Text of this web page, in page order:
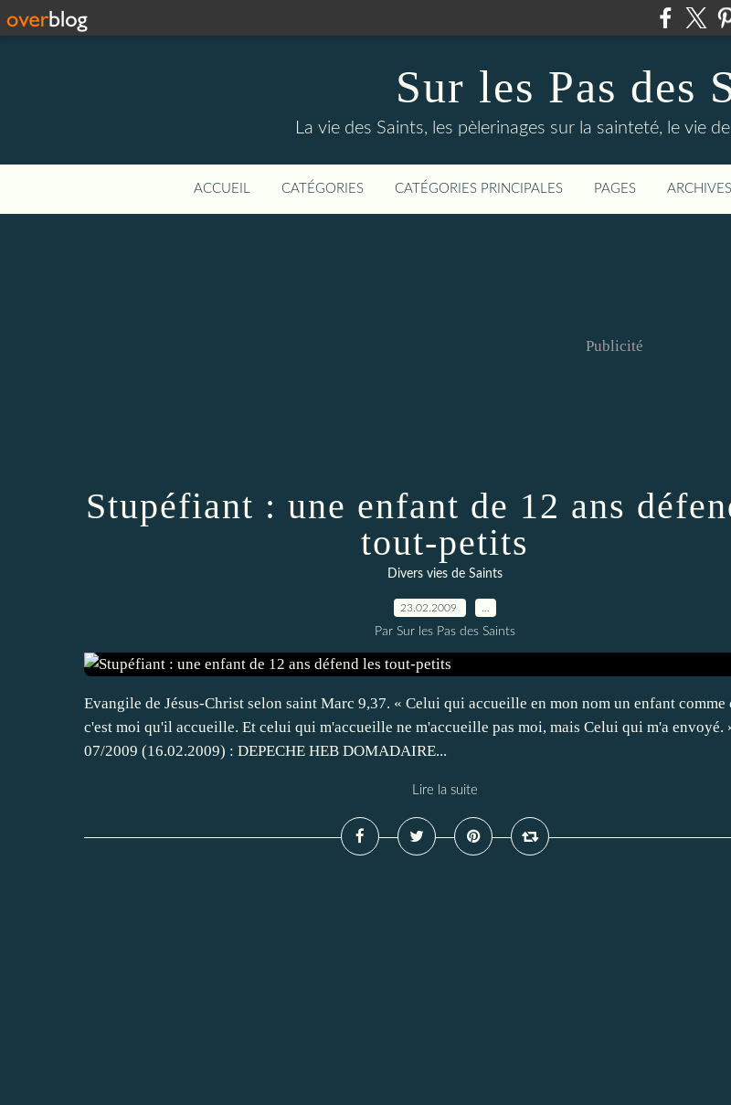
Sur les Pas des
La vie des Saints, les pèlerinages sur la sainteté, le vie
ACCUEIL CATÉGORIES CATÉGORIES PRINCIPALES PAGES ARCHIVES
Publicité
Stupéfiant : une enfant de 12 ans
tout-petits
Divers vies de Saints
23.02.2009
Par Sur les Pas des Saints
Evangile de Jésus-Christ selon saint Marc 9,37. « Celui qui accueille en mon nom un enfant
c'est moi qu'il accueille. Et celui qui m'accueille ne m'accueille pas moi, mais Celui qui m'a envoyé.
07/2009 (16.02.2009) : DEPECHE HEB DOMADAIRE...
Lire la suite